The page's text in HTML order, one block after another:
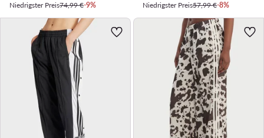
Niedrigster Preis74,99 €-9% Niedrigster Preis57,99 €-8%